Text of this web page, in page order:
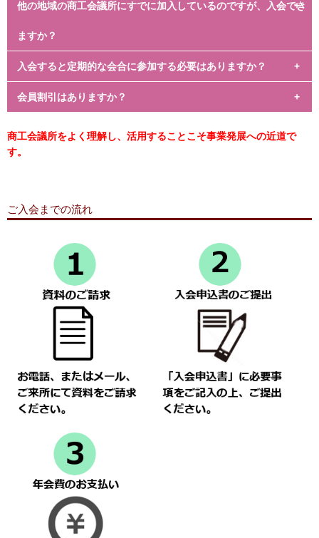
全額、損金または必要経費に算入できます。
他の地域の商工会議所にすでに加入しているのですが、入会でき
ますか？
他の地域の商工会議所にご加入になっていても、ご入会可能で
す。
入会すると定期的な会合に参加する必要はありますか？
必要ありません。会報等を通じて、セミナー講習会等、随時ご
案内をさせていただきますので、ご自身の都合に合わせてぜひ
ご活用ください。
会員割引はありますか？
ビジネス総合保険制度／休業補償プラン／業務災害補償プラン
商工会議所をよく理解し、活用することこそ事業発展への近道で
す。
ご入会までの流れ